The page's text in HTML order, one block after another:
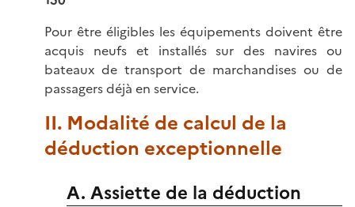
Pour être éligibles les équipements doivent être
acquis neufs et installés sur des navires ou
bateaux de transport de marchandises ou de
passagers déjà en service.
II. Modalité de calcul de la
déduction exceptionnelle
A. Assiette de la déduction